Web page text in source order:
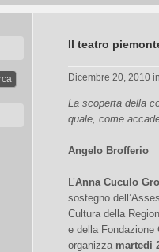
Il teatro
Dicembre 20, 2010 in
La scoperta della
quale, come
Angelo Brofferio
L’Anna Cuculo
sostegno
Cultura della
e della Fondazione
organizza martedi